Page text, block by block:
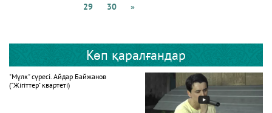
29
30 »
Көп қаралғандар
"Мүлк" сүресі. Айдар Байжанов
("Жігіттер" квартеті)